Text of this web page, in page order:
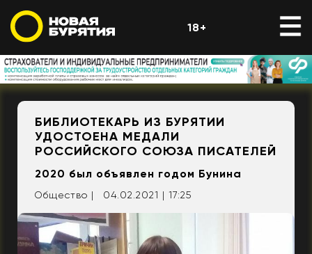
18+
БИБЛИОТЕКАРЬ ИЗ БУРЯТИИ
УДОСТОЕНА МЕДАЛИ
РОССИЙСКОГО СОЮЗА ПИСАТЕЛЕЙ
2020 был объявлен годом Бунина
Общество | 04.02.2021 | 17:25